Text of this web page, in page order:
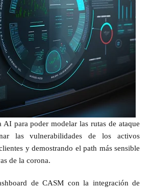
para poder modelar las rutas de ataque
las vulnerabilidades de los activos
y demostrando el path más sensible
de la corona.
de CASM con la integración de